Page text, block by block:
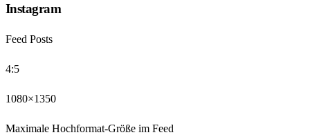
Instagram
Feed Posts
4:5
1080×1350
Maximale Hochformat-Größe im Feed